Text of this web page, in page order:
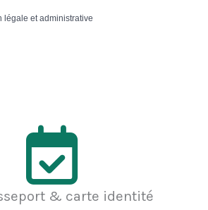
légale et administrative
& carte identité